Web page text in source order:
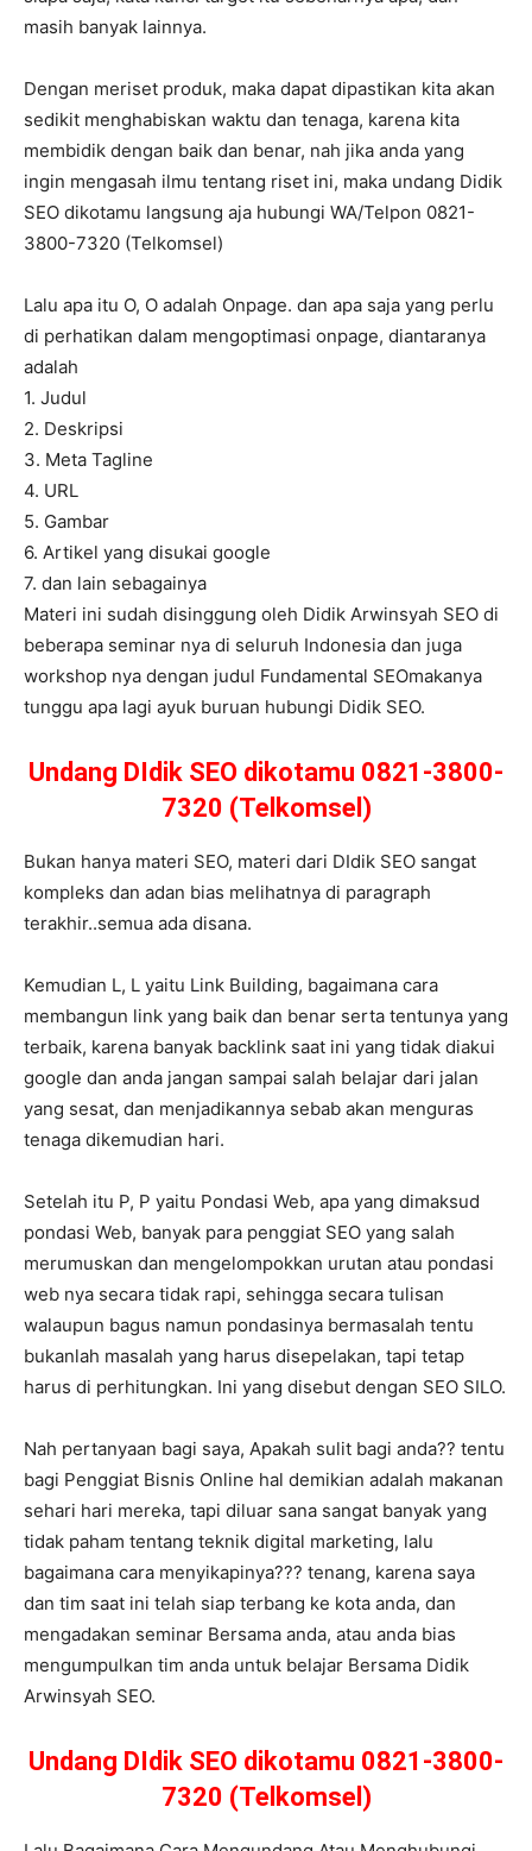
masih banyak lainnya.
Dengan meriset produk, maka dapat dipastikan kita akan
sedikit menghabiskan waktu dan tenaga, karena kita
membidik dengan baik dan benar, nah jika anda yang
ingin mengasah ilmu tentang riset ini, maka undang Didik
SEO dikotamu langsung aja hubungi WA/Telpon 0821-
3800-7320 (Telkomsel)
Lalu apa itu O, O adalah Onpage. dan apa saja yang perlu
di perhatikan dalam mengoptimasi onpage, diantaranya
adalah
1. Judul
2. Deskripsi
3. Meta Tagline
4. URL
5. Gambar
6. Artikel yang disukai google
7. dan lain sebagainya
Materi ini sudah disinggung oleh Didik Arwinsyah SEO di
beberapa seminar nya di seluruh Indonesia dan juga
workshop nya dengan judul Fundamental SEOmakanya
tunggu apa lagi ayuk buruan hubungi Didik SEO.
Undang DIdik SEO dikotamu 0821-3800-
7320 (Telkomsel)
Bukan hanya materi SEO, materi dari DIdik SEO sangat
kompleks dan adan bias melihatnya di paragraph
terakhir..semua ada disana.
Kemudian L, L yaitu Link Building, bagaimana cara
membangun link yang baik dan benar serta tentunya yang
terbaik, karena banyak backlink saat ini yang tidak diakui
google dan anda jangan sampai salah belajar dari jalan
yang sesat, dan menjadikannya sebab akan menguras
tenaga dikemudian hari.
Setelah itu P, P yaitu Pondasi Web, apa yang dimaksud
pondasi Web, banyak para penggiat SEO yang salah
merumuskan dan mengelompokkan urutan atau pondasi
web nya secara tidak rapi, sehingga secara tulisan
walaupun bagus namun pondasinya bermasalah tentu
bukanlah masalah yang harus disepelakan, tapi tetap
harus di perhitungkan. Ini yang disebut dengan SEO SILO.
Nah pertanyaan bagi saya, Apakah sulit bagi anda?? tentu
bagi Penggiat Bisnis Online hal demikian adalah makanan
sehari hari mereka, tapi diluar sana sangat banyak yang
tidak paham tentang teknik digital marketing, lalu
bagaimana cara menyikapinya??? tenang, karena saya
dan tim saat ini telah siap terbang ke kota anda, dan
mengadakan seminar Bersama anda, atau anda bias
mengumpulkan tim anda untuk belajar Bersama Didik
Arwinsyah SEO.
Undang DIdik SEO dikotamu 0821-3800-
7320 (Telkomsel)